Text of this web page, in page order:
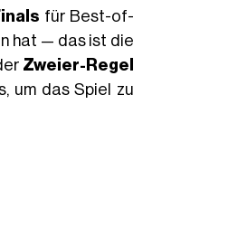
für Best-of-
hat — das ist die
Zweier-Regel
um das Spiel zu